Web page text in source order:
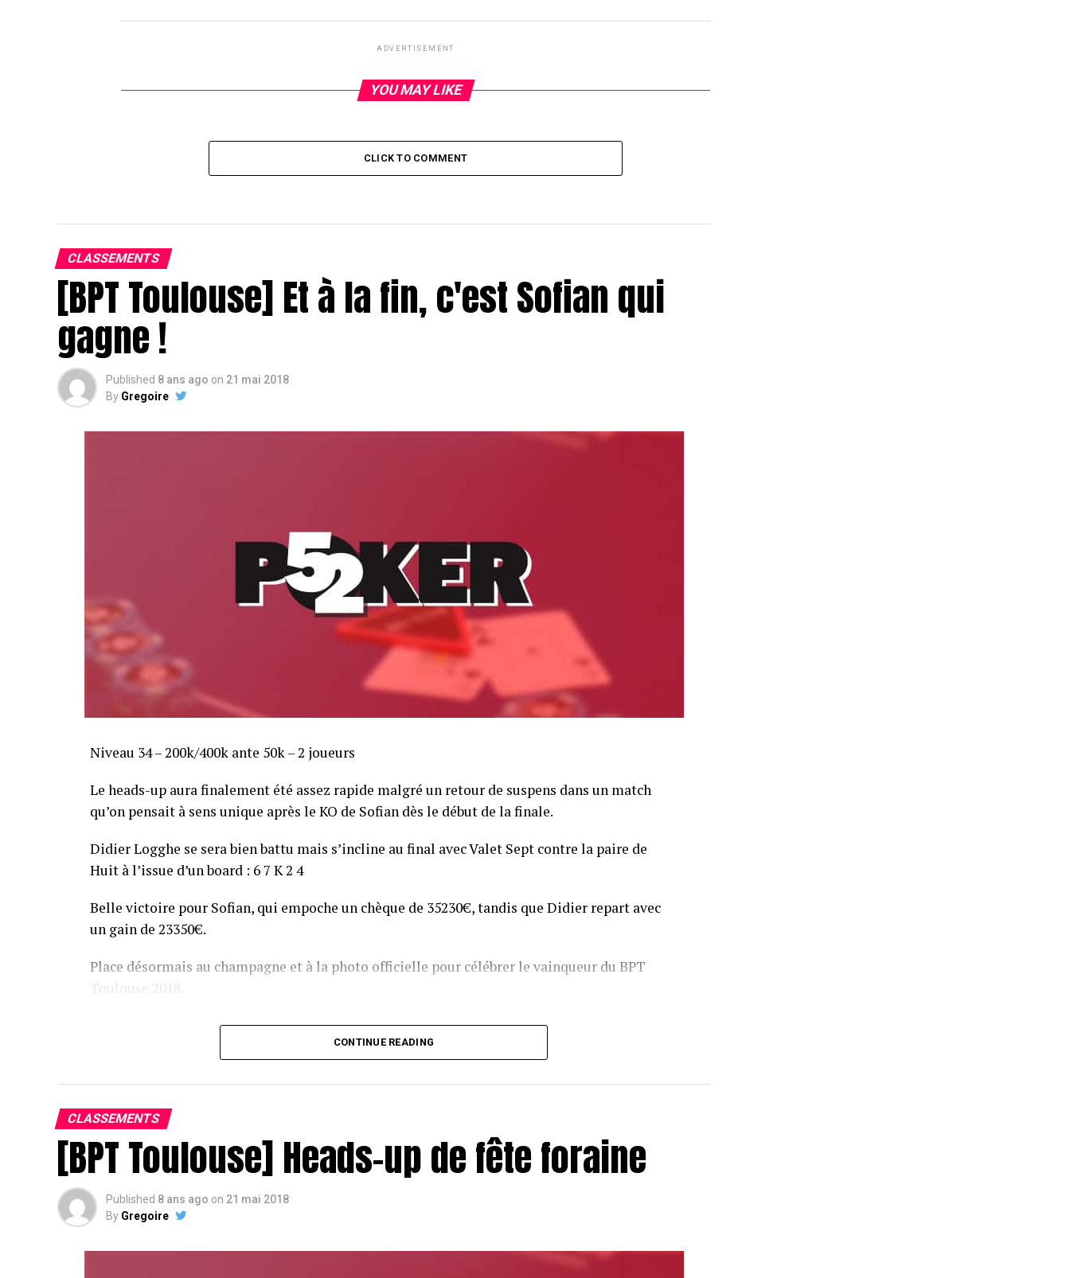
ADVERTISEMENT
YOU MAY LIKE
CLICK TO COMMENT
CLASSEMENTS
[BPT Toulouse] Et à la fin, c'est Sofian qui
gagne !
Published 8 ans ago on 21 mai 2018
By Gregoire
Niveau 34 – 200k/400k ante 50k – 2 joueurs
Le heads-up aura finalement été assez rapide malgré un retour de suspens dans un match
qu’on pensait à sens unique après le KO de Sofian dès le début de la finale.
Didier Logghe se sera bien battu mais s’incline au final avec Valet Sept contre la paire de
Huit à l’issue d’un board : 6 7 K 2 4
Belle victoire pour Sofian, qui empoche un chèque de 35230€, tandis que Didier repart avec
un gain de 23350€.
Place désormais au champagne et à la photo officielle pour célébrer le vainqueur du BPT
Toulouse 2018.
Assis devant une tonne, Sofian remporte le trophée du BPT Toulouse 2018, en costaud !
CONTINUE READING
CLASSEMENTS
[BPT Toulouse] Heads-up de fête foraine
Published 8 ans ago on 21 mai 2018
By Gregoire